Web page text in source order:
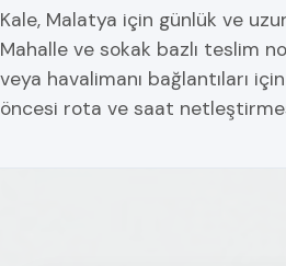
Kale, Malatya için günlük ve
Mahalle ve sokak bazlı teslim
veya havalimanı bağlantıları
öncesi rota ve saat